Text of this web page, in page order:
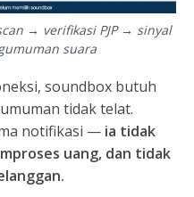
→ verifikasi PJP → sinyal
suara
soundbox butuh
tidak telat.
notifikasi — ia tidak
uang, dan tidak